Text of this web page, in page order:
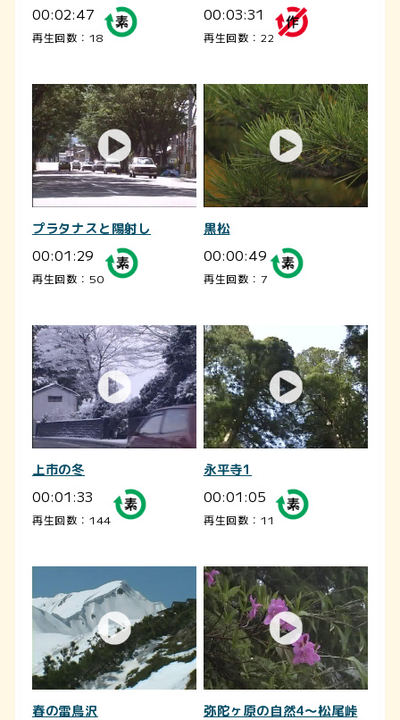
00:02:47
再生回数：18
00:03:31
再生回数：22
プラタナスと陽射し
00:01:29
再生回数：50
黒松
00:00:49
再生回数：7
上市の冬
00:01:33
再生回数：144
永平寺1
00:01:05
再生回数：11
春の雷鳥沢
弥陀ヶ原の自然4～松尾峠